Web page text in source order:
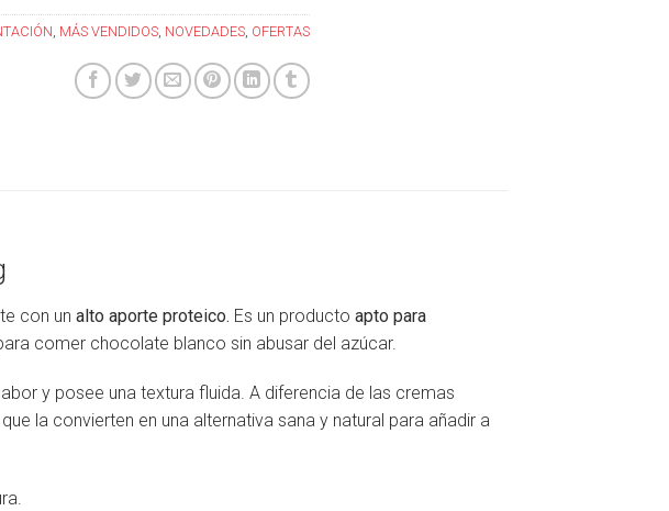
MÁS VENDIDOS NOVEDADES OFERTAS
con un alto aporte proteico. Es un producto apto para
comer chocolate blanco sin abusar del azúcar.
y posee una textura fluida. A diferencia de las cremas
la convierten en una alternativa sana y natural para añadir a